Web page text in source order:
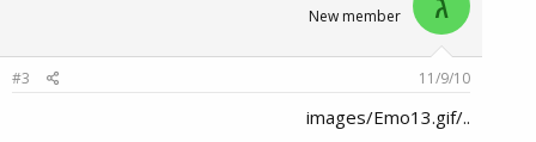
New member
11/9/10
#3
../images/Emo13.gif